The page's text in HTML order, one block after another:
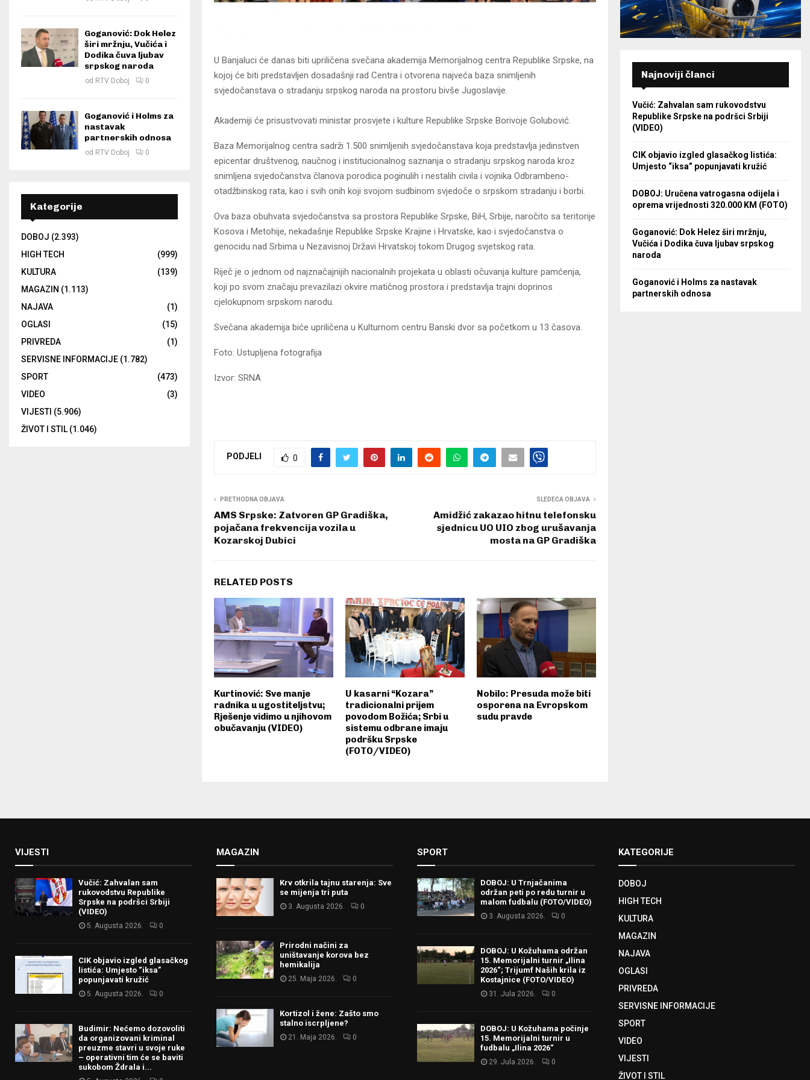
U Banjaluci će danas biti upriličena svečana akademija Memorijalnog centra Republike Srpske, na
kojoj će biti predstavljen dosadašnji rad Centra i otvorena najveća baza snimljenih
svjedočanstava o stradanju srpskog naroda na prostoru bivše Јugoslavije.
Akademiji će prisustvovati ministar prosvjete i kulture Republike Srpske Borivoje Golubović.
Baza Memorijalnog centra sadrži 1.500 snimljenih svjedočanstava koja predstavlja jedinstven
epicentar društvenog, naučnog i institucionalnog saznanja o stradanju srpskog naroda kroz
snimljena svjedočanstva članova porodica poginulih i nestalih civila i vojnika Odbrambeno-
otadžbinskog rata, kao i svih onih koji svojom sudbinom svjedoče o srpskom stradanju i borbi.
Ova baza obuhvata svjedočanstva sa prostora Republike Srpske, BiH, Srbije, naročito sa teritorije
Kosova i Metohije, nekadašnje Republike Srpske Krajine i Hrvatske, kao i svjedočanstva o
genocidu nad Srbima u Nezavisnoj Državi Hrvatskoj tokom Drugog svjetskog rata.
Riječ je o jednom od najznačajnijih nacionalnih projekata u oblasti očuvanja kulture pamćenja,
koji po svom značaju prevazilazi okvire matičnog prostora i predstavlja trajni doprinos
cjelokupnom srpskom narodu.
Svečana akademija biće upriličena u Kulturnom centru Banski dvor sa početkom u 13 časova.
Foto: Ustupljena fotografija
Izvor: SRNA
PODJELI 0
PRETHODNA OBJAVA
AMS Srpske: Zatvoren GP Gradiška,
pojačana frekvencija vozila u
Kozarskoj Dubici
SLEDEĆA OBJAVA
Amidžić zakazao hitnu telefonsku
sjednicu UO UIO zbog urušavanja
mosta na GP Gradiška
RELATED POSTS
Kurtinović: Sve manje
radnika u ugostiteljstvu;
Rješenje vidimo u njihovom
obučavanju (VIDEO)
U kasarni “Kozara”
tradicionalni prijem
povodom Božića; Srbi u
sistemu odbrane imaju
podršku Srpske
(FOTO/VIDEO)
Nobilo: Presuda može biti
osporena na Evropskom
sudu pravde
Goganović: Dok Helez
širi mržnju, Vučića i
Dodika čuva ljubav
srpskog naroda
od RTV Doboj 0
Goganović i Holms za
nastavak
partnerskih odnosa
od RTV Doboj 0
Kategorije
DOBOJ (2.393)
HIGH TECH
(999)
KULTURA
(139)
MAGAZIN (1.113)
NAJAVA
(1)
OGLASI
(15)
PRIVREDA
(1)
SERVISNE INFORMACIJE (1.782)
SPORT
(473)
VIDEO
(3)
VIJESTI (5.906)
ŽIVOT I STIL(1.046)
Najnoviji članci
Vučić: Zahvalan sam rukovodstvu
Republike Srpske na podršci Srbiji
(VIDEO)
CIK objavio izgled glasačkog listića:
Umjesto “iksa” popunjavati kružić
DOBOJ: Uručena vatrogasna odijela i
oprema vrijednosti 320.000 KM (FOTO)
Goganović: Dok Helez širi mržnju,
Vučića i Dodika čuva ljubav srpskog
naroda
Goganović i Holms za nastavak
partnerskih odnosa
VIJESTI
Vučić: Zahvalan sam
rukovodstvu Republike
Srpske na podršci Srbiji
(VIDEO)
5. Augusta 2026. 0
CIK objavio izgled glasačkog
listića: Umjesto “iksa”
popunjavati kružić
5. Augusta 2026. 0
Budimir: Nećemo dozovoliti
da organizovani kriminal
preuzme stavri u svoje ruke
– operativni tim će se baviti
sukobom Ždrala i...
MAGAZIN
Krv otkrila tajnu starenja: Sve
se mijenja tri puta
3. Augusta 2026. 0
Prirodni načini za
uništavanje korova bez
hemikalija
25. Maja 2026. 0
Kortizol i žene: Zašto smo
stalno iscrpljene?
21. Maja 2026. 0
SPORT
DOBOJ: U Trnjačanima
održan peti po redu turnir u
malom fudbalu (FOTO/VIDEO)
3. Augusta 2026. 0
DOBOJ: U Kožuhama održan
15. Memorijalni turnir „Ilina
2026“; Trijumf Naših krila iz
Kostajnice (FOTO/VIDEO)
31. Jula 2026. 0
DOBOJ: U Kožuhama počinje
15. Memorijalni turnir u
fudbalu „Ilina 2026“
29. Jula 2026. 0
KATEGORIJE
DOBOJ
HIGH TECH
KULTURA
MAGAZIN
NAJAVA
OGLASI
PRIVREDA
SERVISNE INFORMACIJE
SPORT
VIDEO
VIJESTI
ŽIVOT I STIL